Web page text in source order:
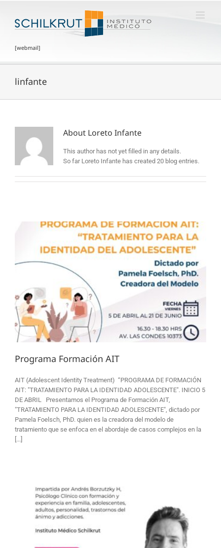
[webmail]
linfante
About Loreto Infante
This author has not yet filled in any details.
So far Loreto Infante has created 20 blog entries.
Programa Formación AIT
AIT (Adolescent Identity Treatment) “PROGRAMA DE FORMACIÓN
AIT: "TRATAMIENTO PARA LA IDENTIDAD ADOLESCENTE". INICIO 5
DE ABRIL Presentamos el Programa de Formación AIT,
"TRATAMIENTO PARA LA IDENTIDAD ADOLESCENTE", dictado por
Pamela Foelsch, PhD. quien es la creadora del modelo de
tratamiento que se enfoca en el abordaje de casos complejos en la
[...]